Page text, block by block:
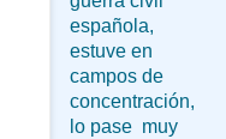
española,
estuve en
campos de
concentración,
lo pase muy